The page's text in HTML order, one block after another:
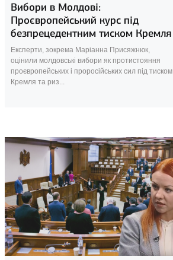
Вибори в Молдові:
Проєвропейський курс під
безпрецедентним тиском Кремля
Експерти, зокрема Маріанна Присяжнюк,
оцінили молдовські вибори як протистояння
проєвропейських і проросійських сил під тиском
Кремля та риз...
26 вересня 2025